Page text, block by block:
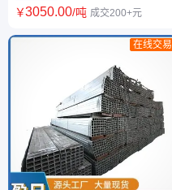
器钢板 锅炉板 容器板 应用广泛
￥3050.00/吨 成交200+元
在线交易